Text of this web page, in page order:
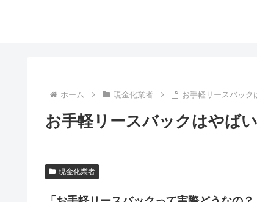
ホーム 現金化業者 お手軽リースバック
お手軽リースバックはやば
現金化業者